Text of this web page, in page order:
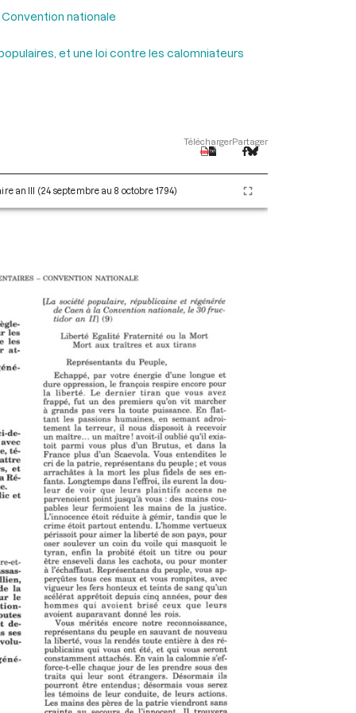
nationale
et une loi contre les calomniateurs
TéléchargerPartager
an III (24 septembre au 8 octobre 1794)